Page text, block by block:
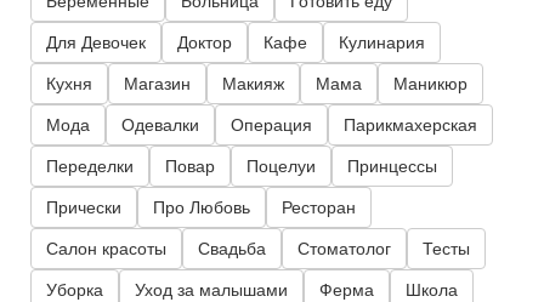
Для Девочек Доктор Кафе Кулинария
Кухня Магазин Макияж Мама Маникюр
Мода Одевалки Операция Парикмахерская
Переделки Повар Поцелуи Принцессы
Прически Про Любовь Ресторан
Салон красоты Свадьба Стоматолог Тесты
Уборка Уход за малышами Ферма Школа